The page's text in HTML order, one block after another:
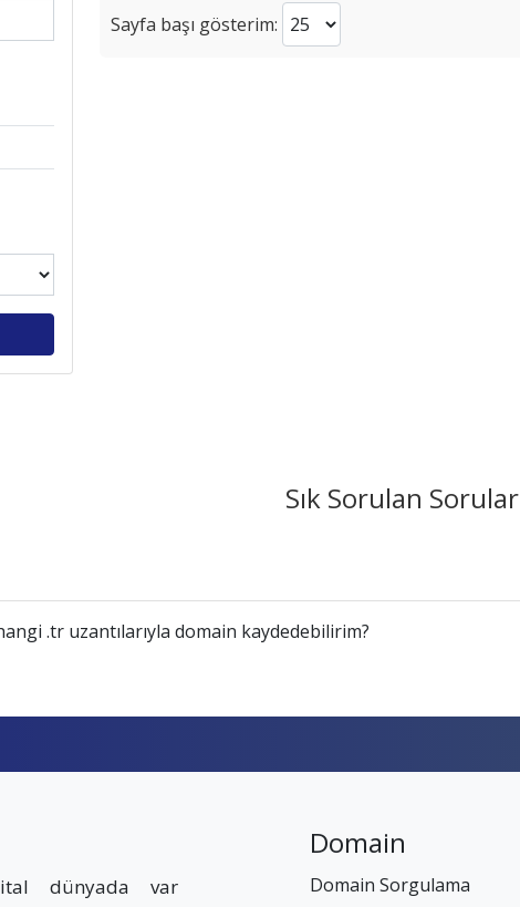
Sayfa başı gösterim:
Sık Sorulan Sorular
.tr uzantılarıyla domain kaydedebilirim?
dünyada var
Domain
Domain Sorgulama